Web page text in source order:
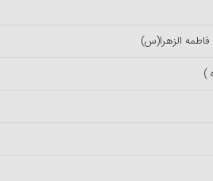
الزهرا(س)
)